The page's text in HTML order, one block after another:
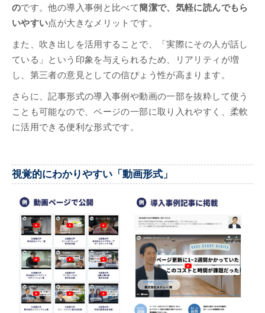
のです。他の導入事例と比べて簡潔で、気軽に読んでもら
いやすい点が大きなメリットです。
また、吹き出しを活用することで、「実際にその人が話し
ている」という印象を与えられるため、リアリティが増
し、第三者の意見としての信ぴょう性が高まります。
さらに、記事形式の導入事例や動画の一部を抜粋して使う
ことも可能なので、ページの一部に取り入れやすく、柔軟
に活用できる便利な形式です。
視覚的にわかりやすい「動画形式」